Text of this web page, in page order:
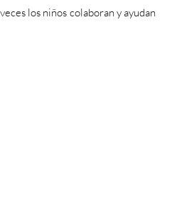
los niños colaboran y ayudan